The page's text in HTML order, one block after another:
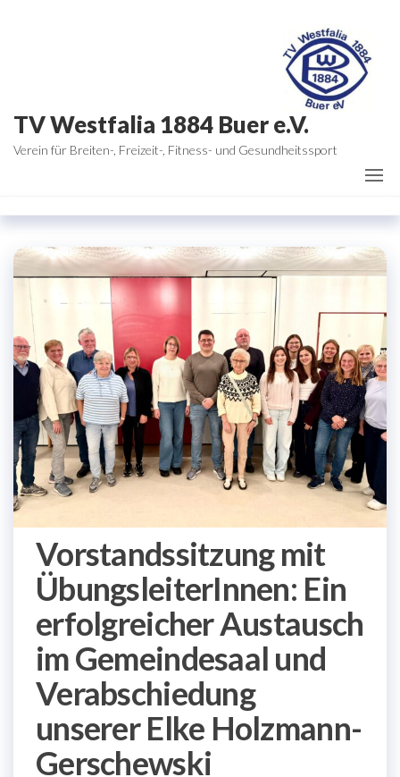
TV Westfalia 1884 Buer e.V.
Verein für Breiten-, Freizeit-, Fitness- und Gesundheitssport
Vorstandssitzung mit
ÜbungsleiterInnen: Ein
erfolgreicher Austausch
im Gemeindesaal und
Verabschiedung
unserer Elke Holzmann-
Gerschewski